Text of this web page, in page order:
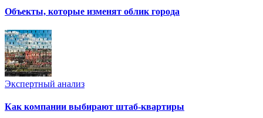
Объекты, которые изменят облик города
Экспертный анализ
Как компании выбирают штаб-квартиры